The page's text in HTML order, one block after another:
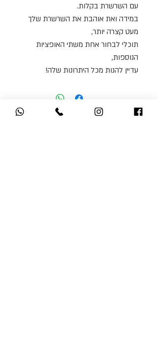
עם השרשרת בקלות.
במידה ואת אוהבת את השרשרת שלך
מעט קצרה יותר,
תוכלי לבחור אחת משתי האופציות
הנוספות,
עדיין להנות מכל היתרונות שלה!